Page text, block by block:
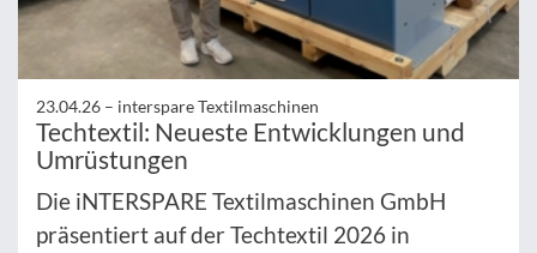
23.04.26 – interspare Textilmaschinen
Techtextil: Neueste Entwicklungen und
Umrüstungen
Die iNTERSPARE Textilmaschinen GmbH
präsentiert auf der Techtextil 2026 in